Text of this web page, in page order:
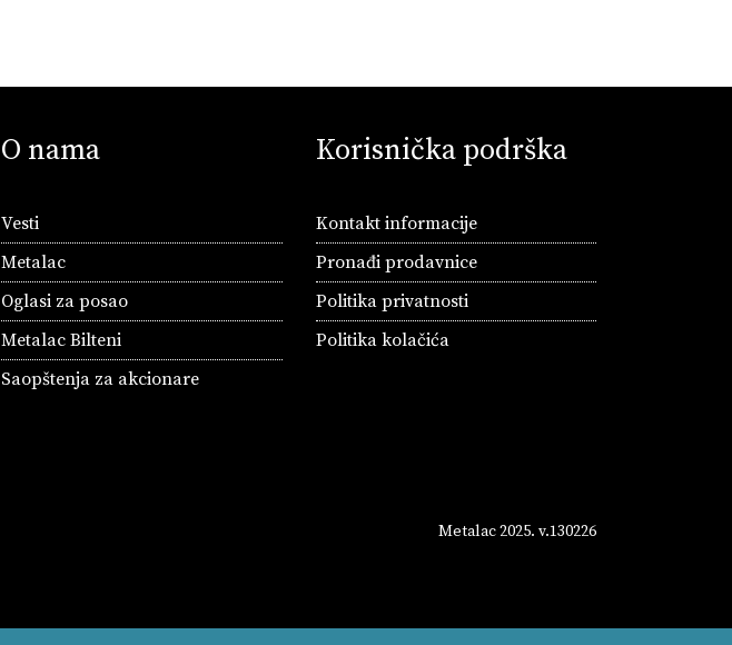
O nama
Vesti
Metalac
Oglasi za posao
Metalac Bilteni
Saopštenja za akcionare
Korisnička podrška
Kontakt informacije
Pronađi prodavnice
Politika privatnosti
Politika kolačića
Metalac 2025. v.130226